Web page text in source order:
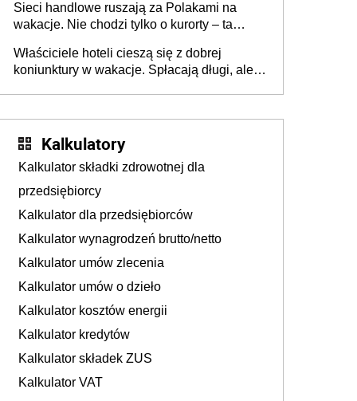
Sieci handlowe ruszają za Polakami na
wakacje. Nie chodzi tylko o kurorty – ta
tam, gdzie wielu spędzi urlop po cichu
Właściciele hoteli cieszą się z dobrej
koniunktury w wakacje. Spłacają długi, ale
Kalkulatory
Kalkulator składki zdrowotnej dla
przedsiębiorcy
Kalkulator dla przedsiębiorców
Kalkulator wynagrodzeń brutto/netto
Kalkulator umów zlecenia
Kalkulator umów o dzieło
Kalkulator kosztów energii
Kalkulator kredytów
Kalkulator składek ZUS
Kalkulator VAT